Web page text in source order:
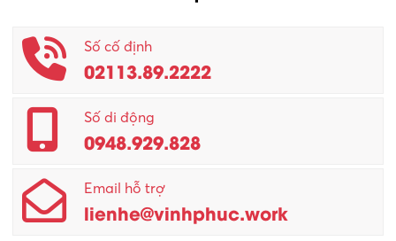
Phục vụ khác
Promotion Girl (PG)
Quản lý – Giám đốc
Quản lý chất lượng – QC
Quản lý sản xuất
Quản trị kinh doanh
Số cố định
02113.89.2222
Số di động
0948.929.828
Email hỗ trợ
lienhe@vinhphuc.work